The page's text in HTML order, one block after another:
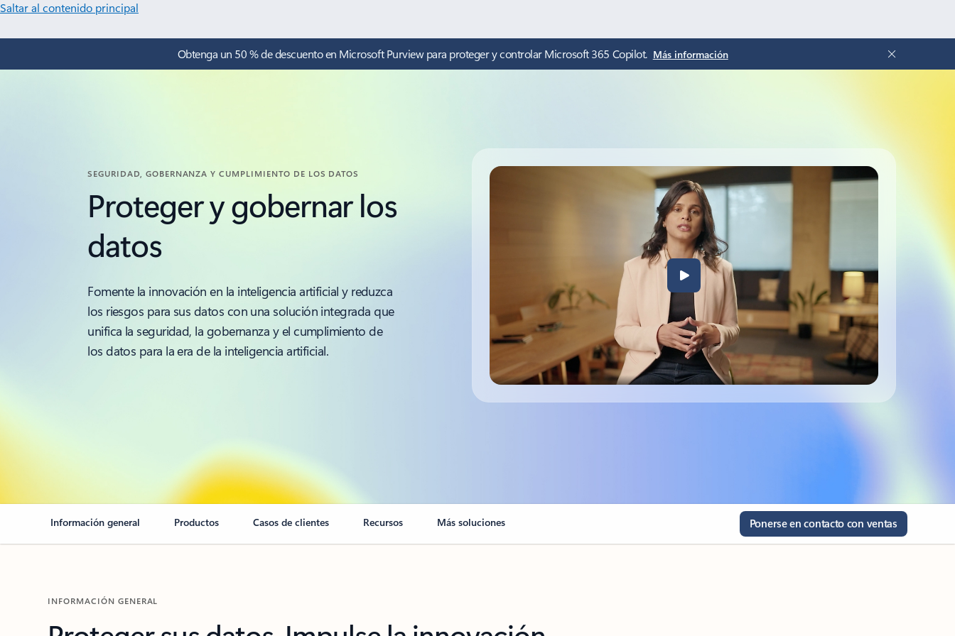
Saltar al contenido principal
Obtenga un 50 % de descuento en Microsoft Purview para proteger y controlar Microsoft 365 Copilot. Más información
SEGURIDAD, GOBERNANZA Y CUMPLIMIENTO DE LOS DATOS
Proteger y gobernar los
datos
Fomente la innovación en la inteligencia artificial y reduzca
los riesgos para sus datos con una solución integrada que
unifica la seguridad, la gobernanza y el cumplimiento de
los datos para la era de la inteligencia artificial.
Información general Productos Casos de clientes Recursos Más soluciones Ponerse en contacto con ventas
INFORMACIÓN GENERAL